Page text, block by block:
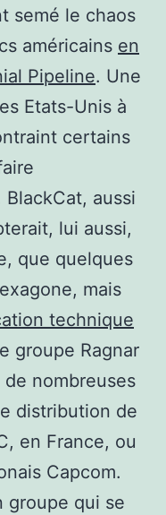
semé le chaos
américains en
Pipeline. Une
Etats-Unis à
certains
aussi
lui aussi,
que quelques
mais
technique
groupe Ragnar
nombreuses
distribution de
en France, ou
Capcom.
groupe qui se